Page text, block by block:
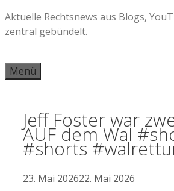
Zum
Inhalt
Aktuelle Rechtsnews aus Blogs,
zentral gebündelt.
Menü
Jeff Foster war
AUF dem Wal
#shorts
23. Mai 202622. Mai 2026